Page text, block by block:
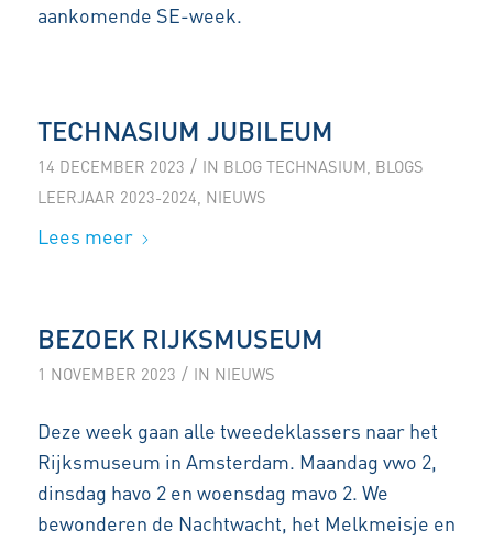
aankomende SE-week.
TECHNASIUM JUBILEUM
14 DECEMBER 2023 / IN BLOG TECHNASIUM BLOGS
LEERJAAR 2023-2024 NIEUWS
Lees meer
BEZOEK RIJKSMUSEUM
1 NOVEMBER 2023 / IN NIEUWS
Deze week gaan alle tweedeklassers naar het
Rijksmuseum in Amsterdam. Maandag vwo 2,
dinsdag havo 2 en woensdag mavo 2. We
bewonderen de Nachtwacht, het Melkmeisje en